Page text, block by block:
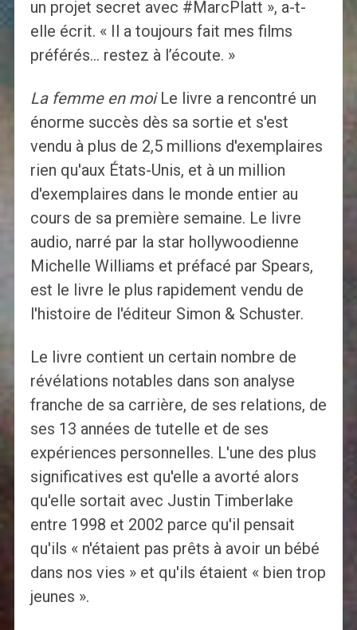
un projet secret avec #MarcPlatt », a-t-
elle écrit. « Il a toujours fait mes films
préférés… restez à l’écoute. »
La femme en moi Le livre a rencontré un
énorme succès dès sa sortie et s'est
vendu à plus de 2,5 millions d'exemplaires
rien qu'aux États-Unis, et à un million
d'exemplaires dans le monde entier au
cours de sa première semaine. Le livre
audio, narré par la star hollywoodienne
Michelle Williams et préfacé par Spears,
est le livre le plus rapidement vendu de
l'histoire de l'éditeur Simon & Schuster.
Le livre contient un certain nombre de
révélations notables dans son analyse
franche de sa carrière, de ses relations, de
ses 13 années de tutelle et de ses
expériences personnelles. L'une des plus
significatives est qu'elle a avorté alors
qu'elle sortait avec Justin Timberlake
entre 1998 et 2002 parce qu'il pensait
qu'ils « n'étaient pas prêts à avoir un bébé
dans nos vies » et qu'ils étaient « bien trop
jeunes ».